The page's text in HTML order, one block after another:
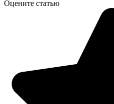
Оцените статью